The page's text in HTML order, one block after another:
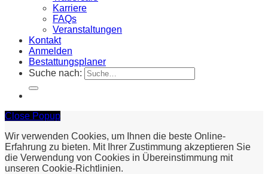
Karriere
FAQs
Veranstaltungen
Kontakt
Anmelden
Bestattungsplaner
Suche nach:
Close Popup
Wir verwenden Cookies, um Ihnen die beste Online-
Erfahrung zu bieten. Mit Ihrer Zustimmung akzeptieren Sie
die Verwendung von Cookies in Übereinstimmung mit
unseren Cookie-Richtlinien.